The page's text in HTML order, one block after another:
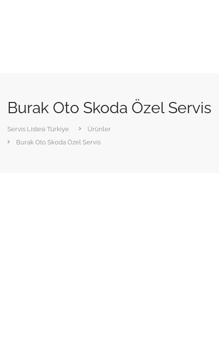
Burak Oto Skoda Özel Servis
Servis Listesi Türkiye
Ürünler
Burak Oto Skoda Özel Servis